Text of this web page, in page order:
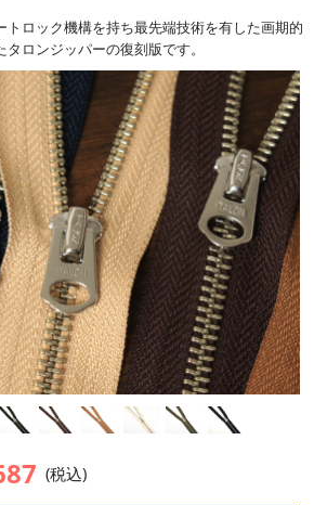
トロック機構を持ち最先端技術を有した画期的
ロンジッパーの復刻版です。
(税込)